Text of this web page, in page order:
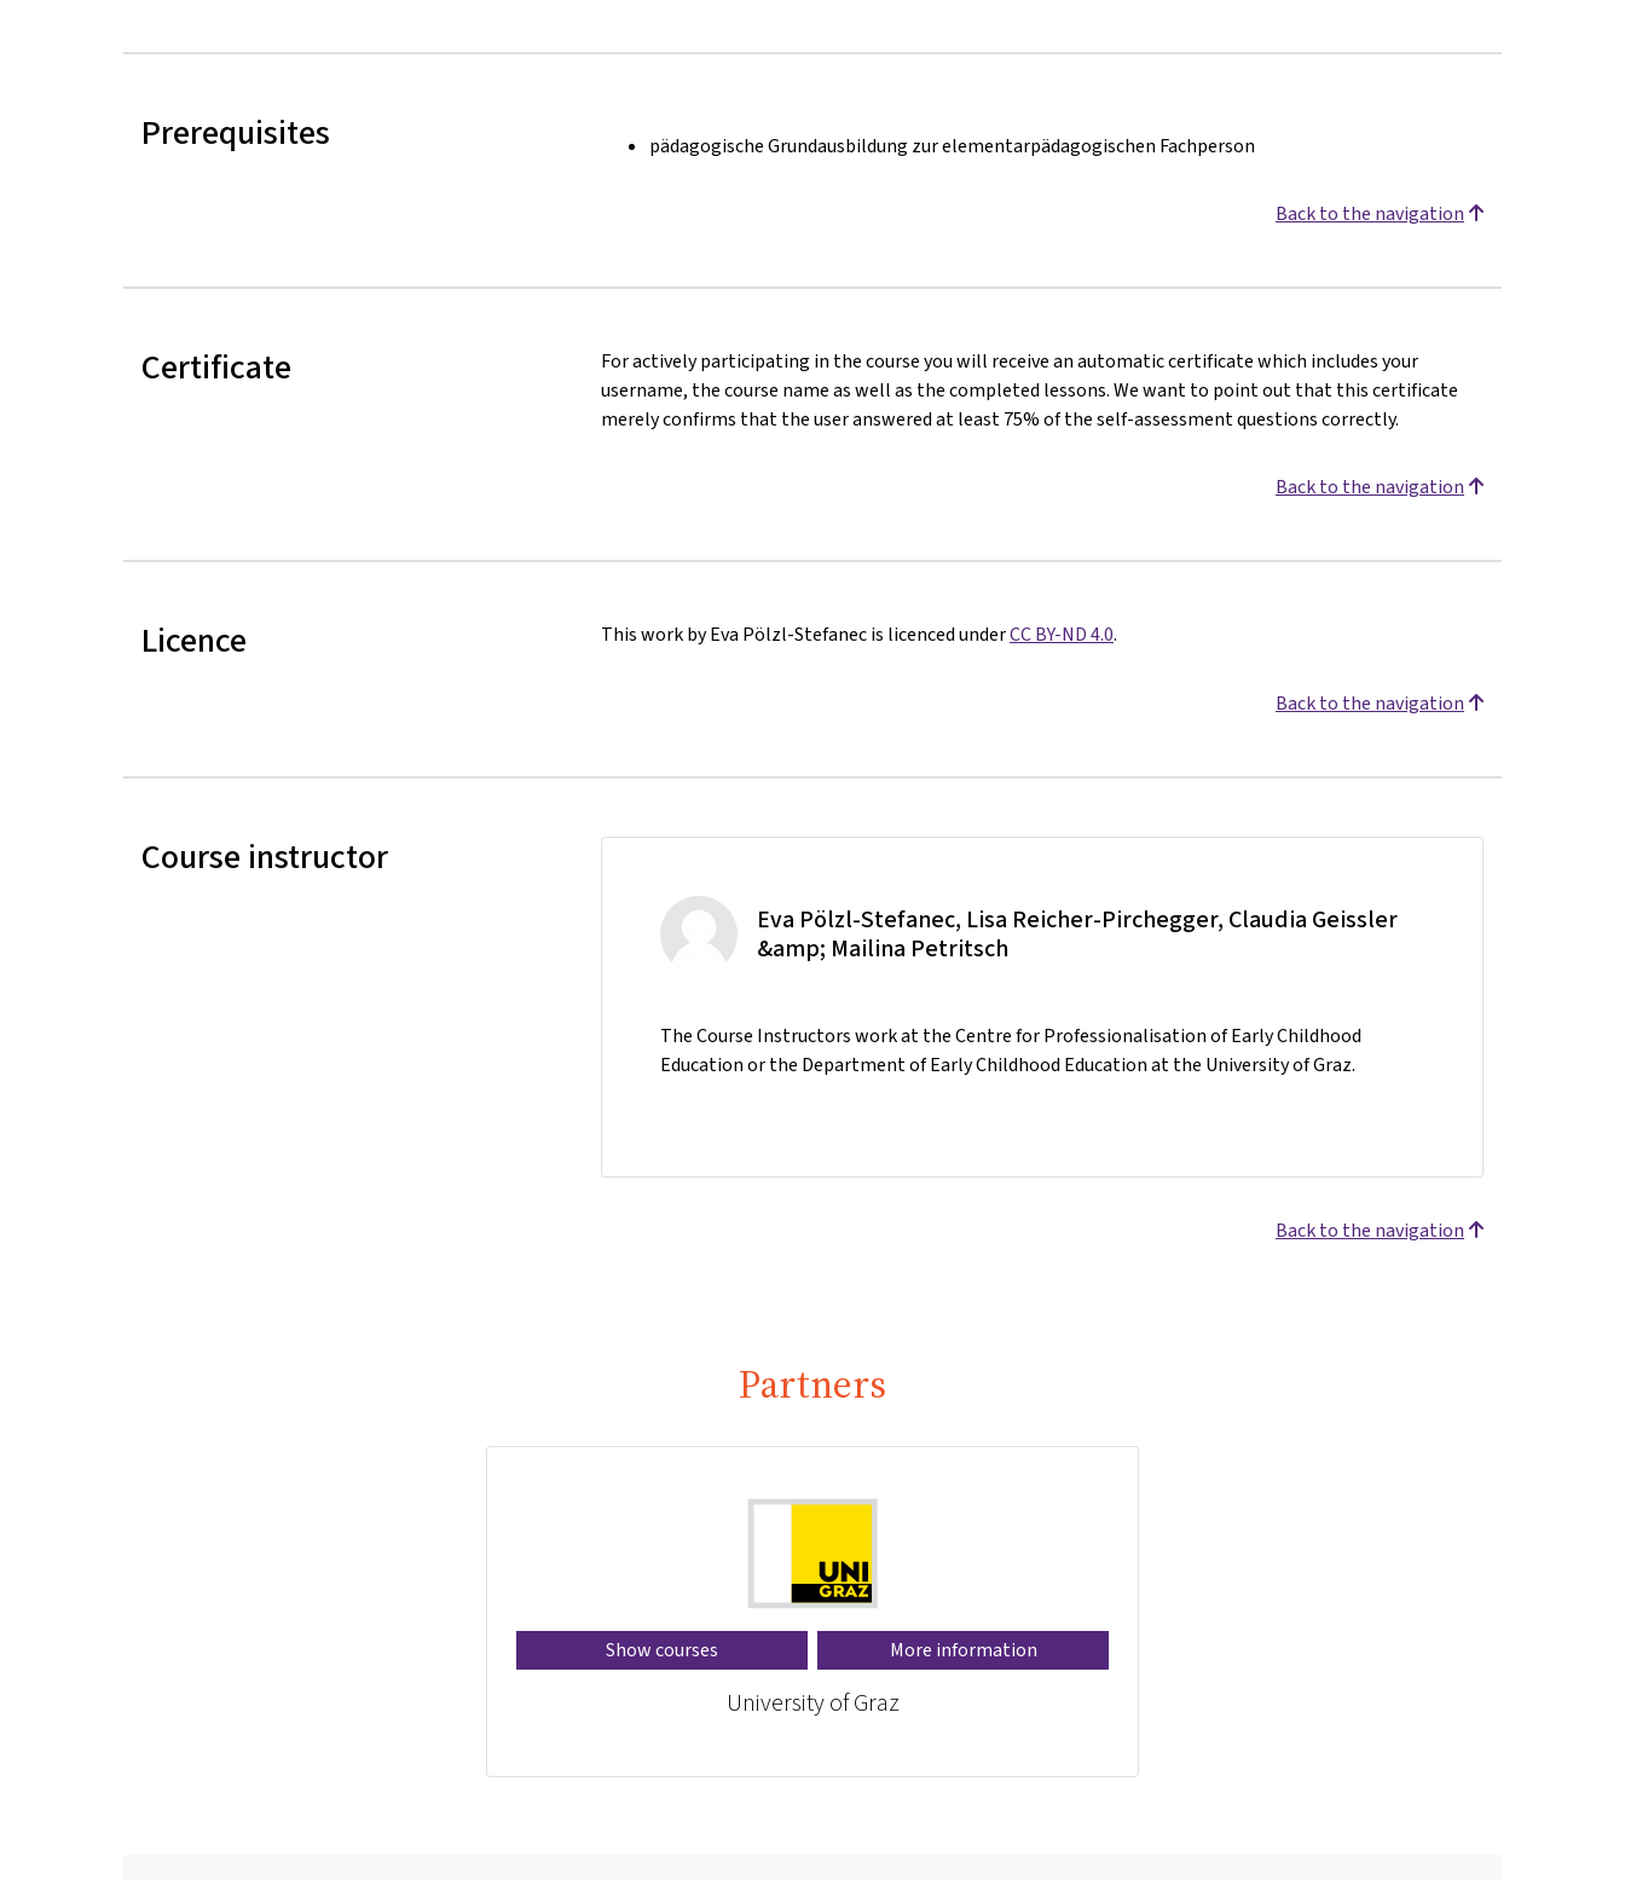
Prerequisites pädagogische Grundausbildung zur elementarpädagogischen Fachperson
Back to the navigation
Certificate
For actively participating in the course you will receive an automatic certificate which includes your
username, the course name as well as the completed lessons. We want to point out that this certificate
merely confirms that the user answered at least 75% of the self-assessment questions correctly.
Back to the navigation
Licence This work by Eva Pölzl-Stefanec is licenced underCC BY-ND 4.0.
Back to the navigation
Course instructor
Eva Pölzl-Stefanec, Lisa Reicher-Pirchegger, Claudia Geissler
&amp; Mailina Petritsch
The Course Instructors work at the Centre for Professionalisation of Early Childhood
Education or the Department of Early Childhood Education at the University of Graz.
Back to the navigation
Partners
Show courses More information
University of Graz